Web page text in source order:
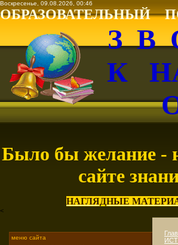
Воскресенье, 09.08.2026,
ОБРАЗОВАТЕЛЬНЫЙ
З В
К
Было бы желание -
сайте
НАГЛЯДНЫЕ
<
меню сайта